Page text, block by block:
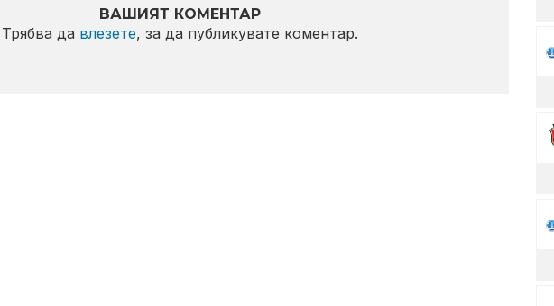
ВАШИЯТ КОМЕНТАР
Трябва да влезете, за да публикувате коментар.